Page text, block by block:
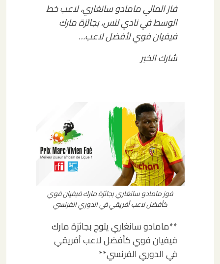
فاز المالي مامادو سانغاري، لاعب خط
الوسط في نادي لنس، بجائزة مارك
فيفيان فوي لأفضل لاعب…
شارك الخبر
فوز مامادو سانغاري بجائزة مارك فيفيان فوي
كأفضل لاعب أفريقي في الدوري الفرنسي
**مامادو سانغاري يتوج بجائزة مارك
فيفيان فوي كأفضل لاعب أفريقي
في الدوري الفرنسي**